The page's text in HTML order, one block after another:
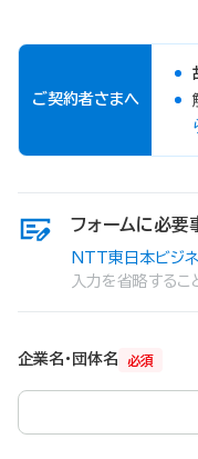
ご契約者さまへ
フォームに必要
NTT東日本ビジ
入力を省略するこ
必須
企業名・団体名